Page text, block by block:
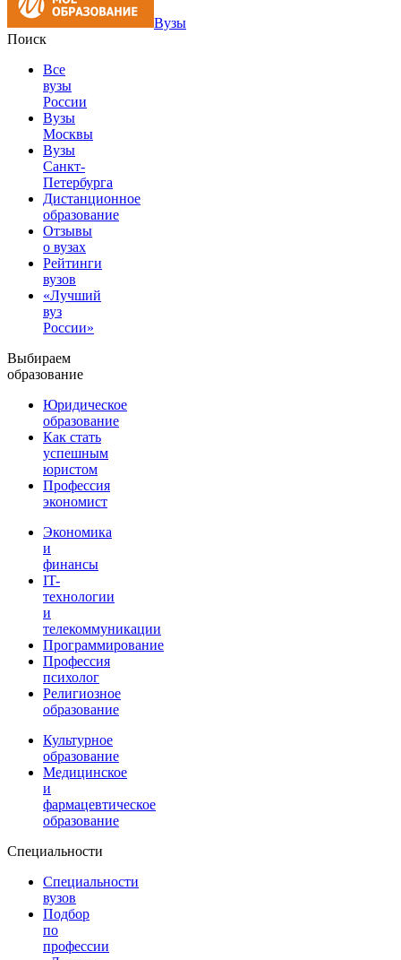
Вузы
Поиск
Все
вузы
России
Вузы
Москвы
Вузы
Санкт-
Петербурга
Дистанционное
образование
Отзывы
о вузах
Рейтинги
вузов
«Лучший
вуз
России»
Выбираем
образование
Юридическое
образование
Как стать
успешным
юристом
Профессия
экономист
Экономика
и
финансы
IT-
технологии
и
телекоммуникации
Программирование
Профессия
психолог
Религиозное
образование
Культурное
образование
Медицинское
и
фармацевтическое
образование
Специальности
Специальности
вузов
Подбор
по
профессии